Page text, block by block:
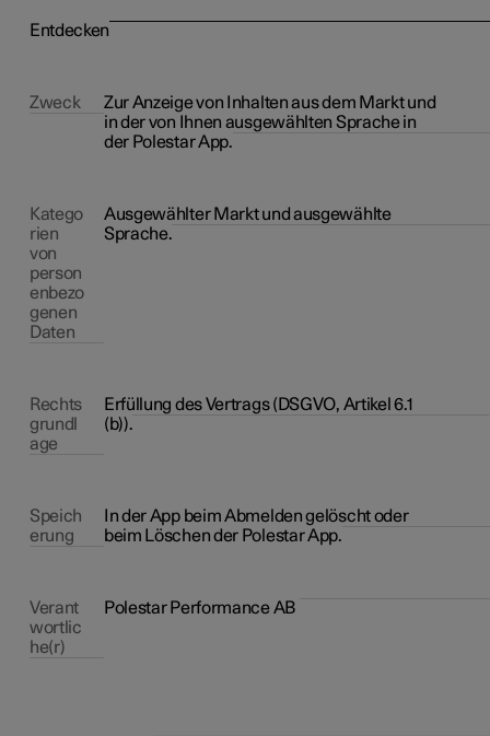
Entdecken
Zweck
Zur Anzeige von Inhalten aus dem Markt und
in der von Ihnen ausgewählten Sprache in
der Polestar App.
Katego
rien
von
person
enbezo
genen
Daten
Ausgewählter Markt und ausgewählte
Sprache.
Rechts
grundl
age
Erfüllung des Vertrags (DSGVO, Artikel 6.1
(b)).
Speich
erung
In der App beim Abmelden gelöscht oder
beim Löschen der Polestar App.
Verant
wortlic
he(r)
Polestar Performance AB